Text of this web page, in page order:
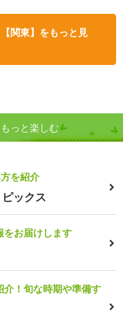
関東】をもっと見
っと楽しむ
を紹介
ックス
をお届けします
！旬な時期や準備す